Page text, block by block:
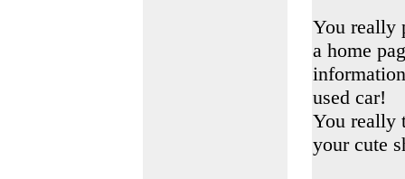
You really
a home
used car!
You really
your cute